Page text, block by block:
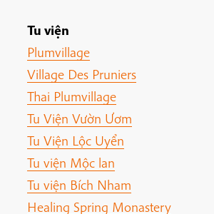
Tu viện
Plumvillage
Village Des Pruniers
Thai Plumvillage
Tu Viện Vườn Ươm
Tu Viện Lộc Uyển
Tu viện Mộc lan
Tu viện Bích Nham
Healing Spring Monastery